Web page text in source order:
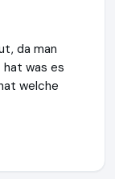
da man
hat was es
welche